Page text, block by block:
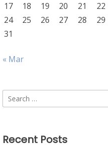
17
18 19 20 21 22
24
25 26 27 28 29
31
« Mar
Search
for:
Recent Posts